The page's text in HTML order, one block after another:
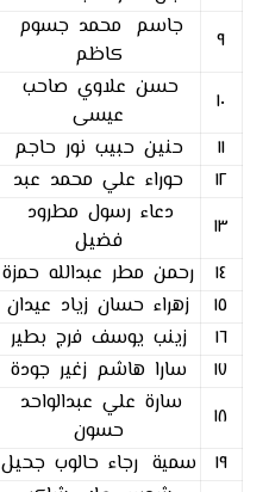
٩
جاسم محمد جسوم
كاظم
١٠
حسن علاوي صاحب
عيسى
١١
حنين حبيب نور حاجم
١٢
حوراء علي محمد عبد
١٣
دعاء رسول مطرود
فضيل
١٤
رحمن مطر عبدالله حمزة
١٥
زهراء حسان زياد عيدان
١٦
زينب يوسف فرج بطير
١٧
سارا هاشم زغير جودة
١٨
سارة علي عبدالواحد
حسون
١٩
سمية رجاء حالوب جحيل